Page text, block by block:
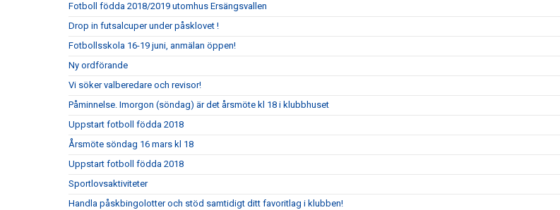
Fotboll födda 2018/2019 utomhus Ersängsvallen
Drop in futsalcuper under påsklovet !
Fotbollsskola 16-19 juni, anmälan öppen!
Ny ordförande
Vi söker valberedare och revisor!
Påminnelse. Imorgon (söndag) är det årsmöte kl 18 i klubbhuset
Uppstart fotboll födda 2018
Årsmöte söndag 16 mars kl 18
Uppstart fotboll födda 2018
Sportlovsaktiviteter
Handla påskbingolotter och stöd samtidigt ditt favoritlag i klubben!